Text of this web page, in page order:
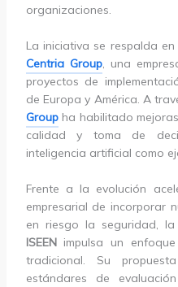
organizaciones.
La iniciativa se respalda
Centria Group, una
proyectos de
de Europa y América. A
Groupha habilitado
calidad y toma de
inteligencia artificial como
Frente a la evolución
empresarial de incorporar
en riesgo la seguridad,
ISEENimpulsa un
tradicional. Su
estándares de